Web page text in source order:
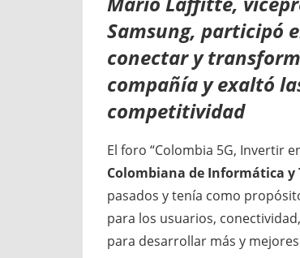
Samsung, participó
conectar y
compañía y exaltó
competitividad
El foro “Colombia 5G, Invertir
Colombiana de Informática y
pasados y tenía como
para los usuarios,
para desarrollar más y